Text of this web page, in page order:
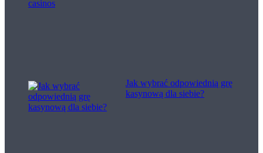
Jak wybrać odpowiednią grę
kasynową dla siebie?